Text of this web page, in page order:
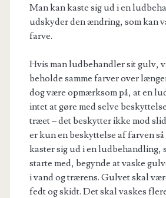
Man kan kaste sig ud i en
udskyder den ændring, som kan
farve.
Hvis man ludbehandler sit gulv,
beholde samme farver over
dog være opmærksom på, at en
intet at gøre med selve
træet – det beskytter ikke mod
er kun en beskyttelse af farven så
kaster sig ud i en ludbehandling,
starte med, begynde at vaske
i vand og trærens. Gulvet skal
fedt og skidt. Det skal vaskes